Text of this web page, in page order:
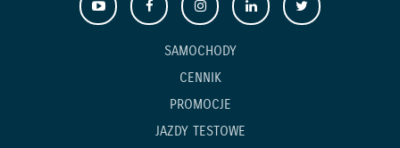
SAMOCHODY
CENNIK
PROMOCJE
JAZDY TESTOWE